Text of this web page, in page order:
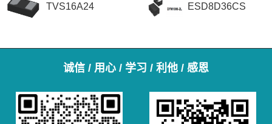
TVS16A24 ESD8D36CS
诚信 / 用心 / 学习 / 利他 / 感恩